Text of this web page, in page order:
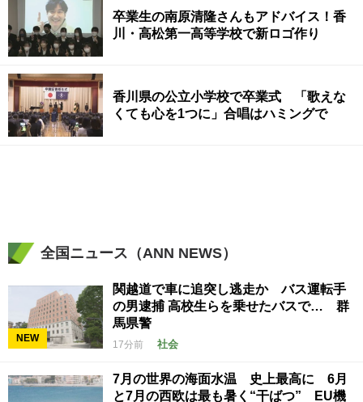
卒業生の南原清隆さんもアドバイス！香
川・高松第一高等学校で新ロゴ作り
香川県の公立小学校で卒業式 「歌えな
くても心を1つに」合唱はハミングで
全国ニュース（ANN NEWS）
NEW
関越道で車に追突し逃走か バス運転手
の男逮捕 高校生らを乗せたバスで… 群
馬県警
17分前 社会
7月の世界の海面水温 史上最高に 6月
と7月の西欧は最も暑く“干ばつ” EU機